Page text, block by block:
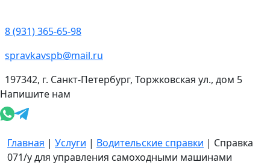
8 (931) 365-65-98
spravkavspb@mail.ru
197342, г. Санкт-Петербург, Торжковская ул., дом 5
Напишите нам
Главная | Услуги | Водительские справки | Справка
071/у для управления самоходными машинами